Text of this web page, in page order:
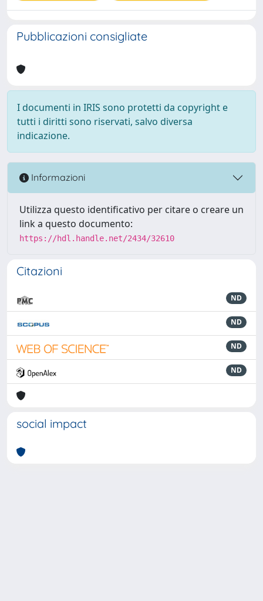
Pubblicazioni consigliate
I documenti in IRIS sono protetti da copyright e
tutti i diritti sono riservati, salvo diversa
indicazione.
Informazioni
Utilizza questo identificativo per citare o creare un
link a questo documento:
https://hdl.handle.net/2434/32610
Citazioni
ND
ND
ND
ND
social impact